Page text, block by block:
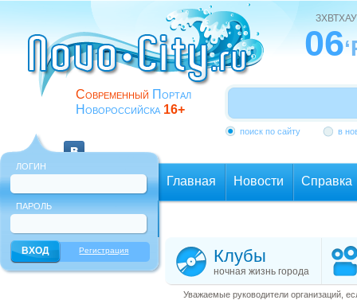
Современный Портал
Новороссийска 16+
ЗХВТХАУ
06
поиск по сайту в
ЛОГИН
ПАРОЛЬ
Регистрация
Главная Новости Справка
Клубы
ночная жизнь города
Уважаемые руководители организаций,